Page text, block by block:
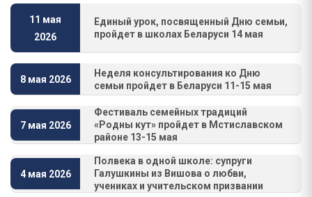
11 мая
2026
Единый урок, посвященный Дню семьи,
пройдет в школах Беларуси 14 мая
8 мая 2026
Неделя консультирования ко Дню
семьи пройдет в Беларуси 11-15 мая
7 мая 2026
Фестиваль семейных традиций
«Родны кут» пройдет в Мстиславском
районе 13-15 мая
4 мая 2026
Полвека в одной школе: супруги
Галушкины из Вишова о любви,
учениках и учительском призвании